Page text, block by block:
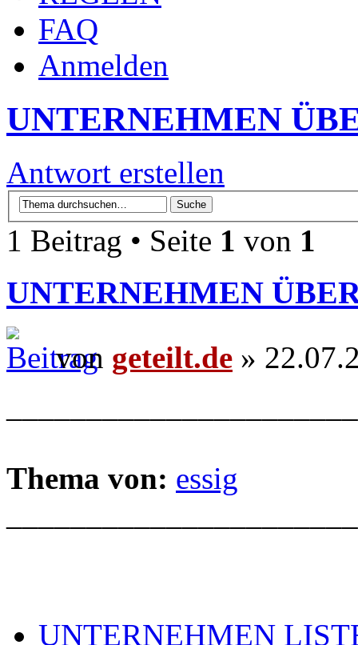
FAQ
Anmelden
UNTERNEHMEN
Antwort erstellen
1 Beitrag • Seite 1 von 1
UNTERNEHMEN
von geteilt.de »
Thema von: essig
UNTERNEHMEN